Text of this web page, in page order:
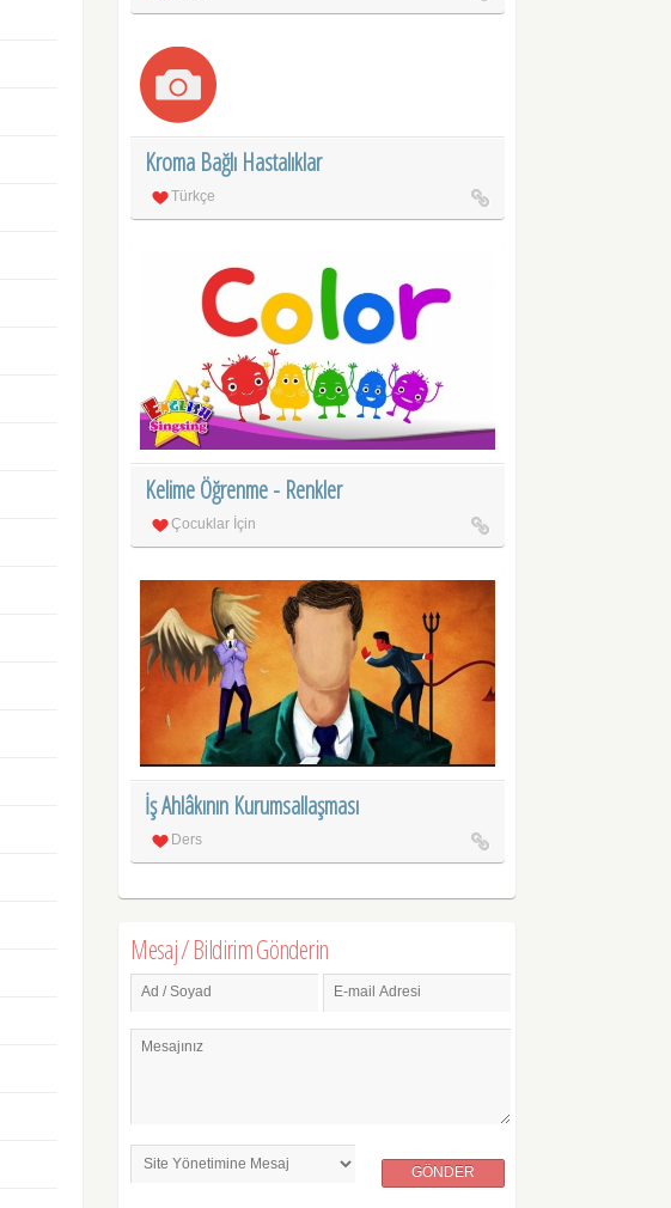
Kroma Bağlı Hastalıklar
Türkçe
Kelime Öğrenme - Renkler
Çocuklar İçin
İş Ahlâkının Kurumsallaşması
Ders
Mesaj / Bildirim Gönderin
Ad / Soyad E-mail Adresi
Mesajınız
GÖNDER